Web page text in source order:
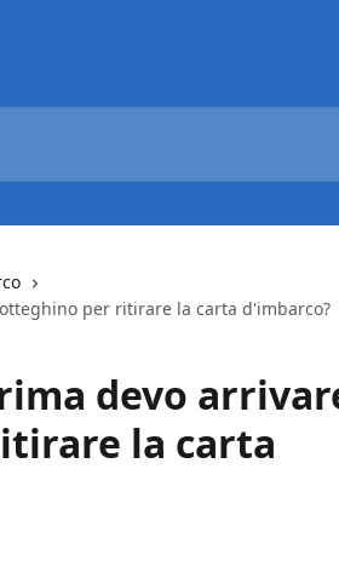
per ritirare la carta d'imbarco?
devo
la carta